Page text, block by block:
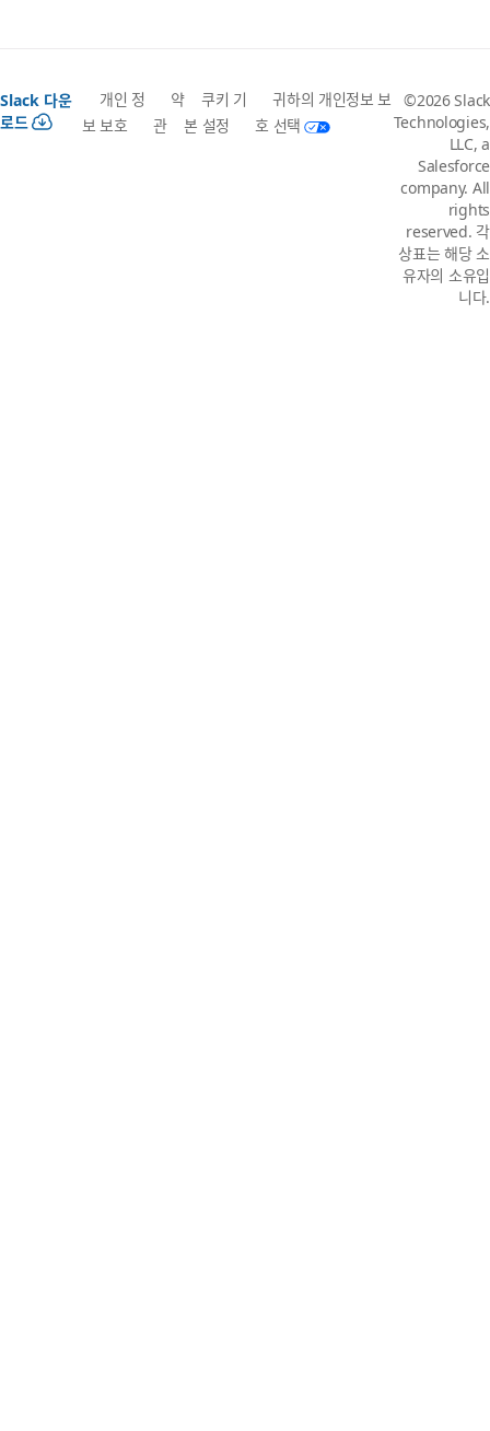
Slack 다운
로드
개인 정
보 보호
약
관
쿠키 기
본 설정
귀하의 개인정보 보
호 선택
©2026 Slack
Technologies,
LLC, a
Salesforce
company. All
rights
reserved. 각
상표는 해당 소
유자의 소유입
니다.